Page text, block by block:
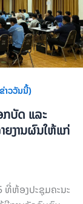
າວວັນນີ້)
ກບັດ ແລະ
ງານຜົນໃຫ້ແກ່
ອງປະຊຸມຄະນະ